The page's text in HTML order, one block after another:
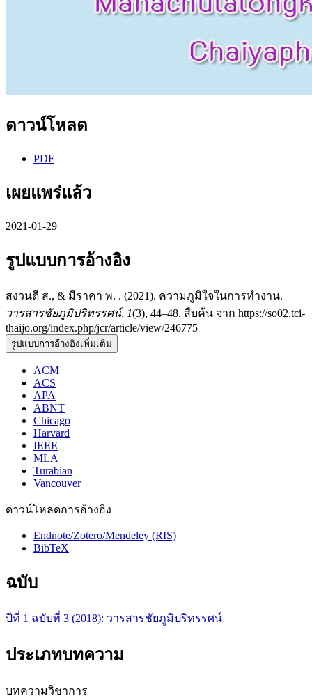
ดาวน์โหลด
PDF
เผยแพร่แล้ว
2021-01-29
รูปแบบการอ้างอิง
สงวนดี ส., & มีราคา พ. . (2021). ความภูมิใจในการทำงาน.
วารสารชัยภูมิปริทรรศน์, 1(3), 44–48. สืบค้น จาก https://so02.tci-
thaijo.org/index.php/jcr/article/view/246775
รูปแบบการอ้างอิงเพิ่มเติม
ACM
ACS
APA
ABNT
Chicago
Harvard
IEEE
MLA
Turabian
Vancouver
ดาวน์โหลดการอ้างอิง
Endnote/Zotero/Mendeley (RIS)
BibTeX
ฉบับ
ปีที่ 1 ฉบับที่ 3 (2018): วารสารชัยภูมิปริทรรศน์
ประเภทบทความ
บทความวิชาการ